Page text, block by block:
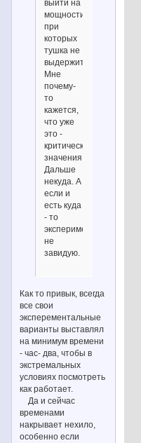
выйти на
мощности,
при
которых
тушка не
выдержит?
Мне
почему-
то
кажется,
что уже
это -
критические
значения.
Дальше
некуда. А
если и
есть куда
- то
экспериментаторам
не
завидую.
Как то привык, всегда
все свои
эксперементальные
варианты выставлял
на минимум времени
- час- два, чтобы в
экстремальных
условиях посмотреть
как работает.
Да и сейчас
временами
накрывает нехило,
особенно если